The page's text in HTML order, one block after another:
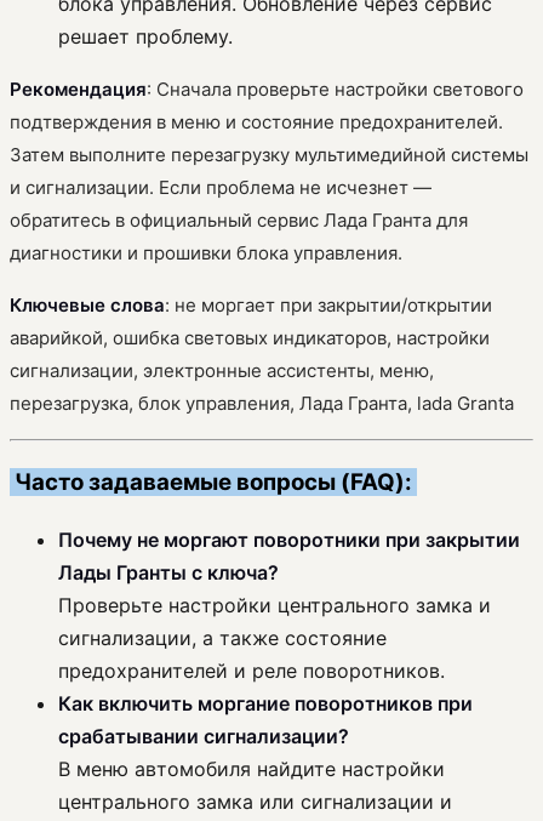
решает проблему.
Рекомендация: Сначала проверьте настройки светового
подтверждения в меню и состояние предохранителей.
Затем выполните перезагрузку мультимедийной системы
и сигнализации. Если проблема не исчезнет —
обратитесь в официальный сервис Лада Гранта для
диагностики и прошивки блока управления.
Ключевые слова: не моргает при закрытии/открытии
аварийкой, ошибка световых индикаторов, настройки
сигнализации, электронные ассистенты, меню,
перезагрузка, блок управления, Лада Гранта, lada Granta
Часто задаваемые вопросы (FAQ):
Почему не моргают поворотники при закрытии
Лады Гранты с ключа?
Проверьте настройки центрального замка и
сигнализации, а также состояние
предохранителей и реле поворотников.
Как включить моргание поворотников при
срабатывании сигнализации?
В меню автомобиля найдите настройки
центрального замка или сигнализации и